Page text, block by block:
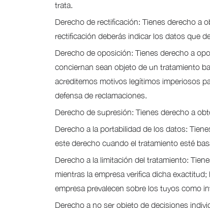
trata.
Derecho de rectificación: Tienes derecho a
rectificación deberás indicar los datos que
Derecho de oposición: Tienes derecho a
conciernan sean objeto de un tratamiento
acreditemos motivos legítimos imperiosos
defensa de reclamaciones.
Derecho de supresión: Tienes derecho a
Derecho a la portabilidad de los datos:
este derecho cuando el tratamiento esté
Derecho a la limitación del tratamiento:
mientras la empresa verifica dicha
empresa prevalecen sobre los tuyos como
Derecho a no ser objeto de decisiones